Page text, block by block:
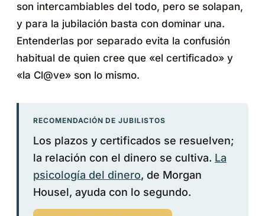
son intercambiables del todo, pero se solapan,
y para la jubilación basta con dominar una.
Entenderlas por separado evita la confusión
habitual de quien cree que «el certificado» y
«la Cl@ve» son lo mismo.
RECOMENDACIÓN DE JUBILISTOS
Los plazos y certificados se resuelven;
la relación con el dinero se cultiva. La
psicología del dinero, de Morgan
Housel, ayuda con lo segundo.